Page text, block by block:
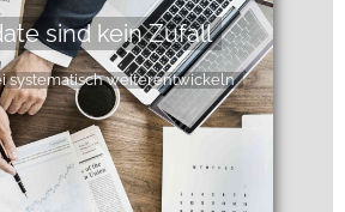
systematisch weiterentwickeln
sind kein Zufall